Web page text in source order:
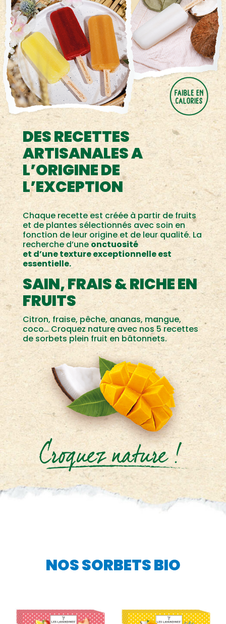
DES RECETTES
ARTISANALES A
L’ORIGINE DE
L’EXCEPTION
Chaque recette est créée à partir de fruits
et de plantes sélectionnés avec soin en
fonction de leur origine et de leur qualité. La
recherche d’uneonctuosité
et d’une texture exceptionnelle est
essentielle.
SAIN, FRAIS & RICHE EN
FRUITS
Citron, fraise, pêche, ananas, mangue,
coco… Croquez nature avec nos 5 recettes
de sorbets plein fruit en bâtonnets.
NOS SORBETS BIO